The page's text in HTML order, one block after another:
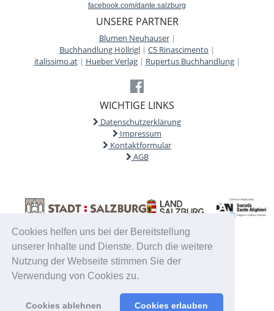
Cookies helfen uns bei der Bereitstellung
unserer Inhalte und Dienste. Durch die weitere
Nutzung der Webseite stimmen Sie der
Verwendung von Cookies zu.
Cookies ablehnen Cookies erlauben
facebook.com/dante.salzburg
UNSERE PARTNER
Blumen Neuhauser|
Buchhandlung Höllrigl | C5 Rinascimento |
italissimo.at| Hueber Verlag| Rupertus Buchhandlung|
WICHTIGE LINKS
Datenschutzerklärung
Impressum
Kontaktformular
AGB